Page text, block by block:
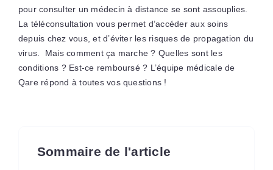
pour consulter un médecin à distance se sont assouplies.
La téléconsultation vous permet d’accéder aux soins
depuis chez vous, et d’éviter les risques de propagation du
virus. Mais comment ça marche ? Quelles sont les
conditions ? Est-ce remboursé ? L’équipe médicale de
Qare répond à toutes vos questions !
Sommaire de l'article